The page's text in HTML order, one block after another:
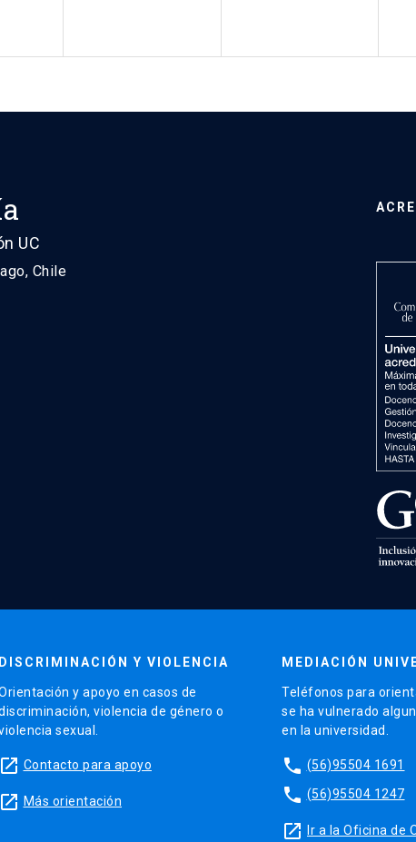
UC
Chile
DISCRIMINACIÓN Y VIOLENCIA
y apoyo en casos de
violencia de género o
sexual.
launch Contacto para apoyo
launch Más orientación
MEDIACIÓN
Teléfonos para
se ha vulnerado
en la universidad.
phone (56)95504 1691
phone (56)95504 1247
launch Ir a la Oficina de